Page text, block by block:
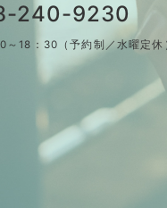
240-9230
～18：30（予約制／水曜定休